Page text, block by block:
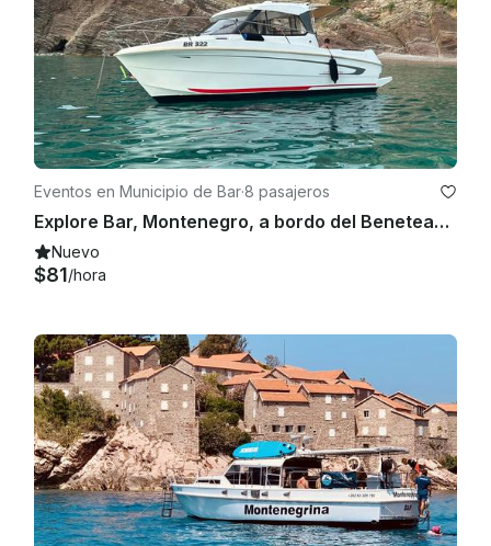
Eventos en Municipio de Bar·8 pasajeros
Explore Bar, Montenegro, a bordo del Beneteau Antares de 24 pies con capitán incluido
Nuevo
$81/hora